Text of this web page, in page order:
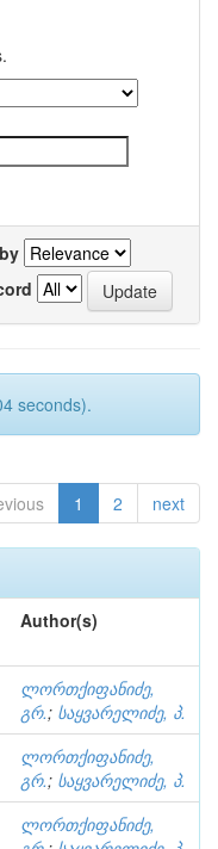
seconds).
1 2 next
Author(s)
ლორთქიფანიძე,
გრ.; საყვარელიძე, პ.
ლორთქიფანიძე,
გრ.; საყვარელიძე, პ.
ლორთქიფანიძე,